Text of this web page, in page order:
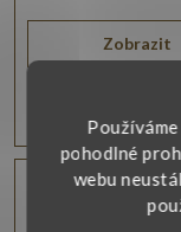
pohodlné
webu
Zobrazit
rhodiovanou